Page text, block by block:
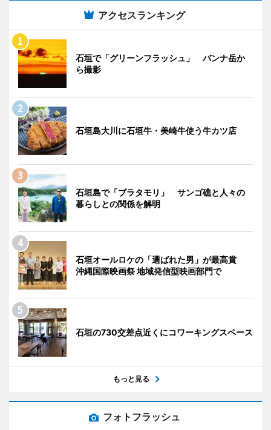
アクセスランキング
石垣で「グリーンフラッシュ」 バンナ岳か
ら撮影
石垣島大川に石垣牛・美崎牛使う牛カツ店
石垣島で「ブラタモリ」 サンゴ礁と人々の
暮らしとの関係を解明
石垣オールロケの「選ばれた男」が最高賞
沖縄国際映画祭 地域発信型映画部門で
石垣の730交差点近くにコワーキングスペース
もっと見る
フォトフラッシュ